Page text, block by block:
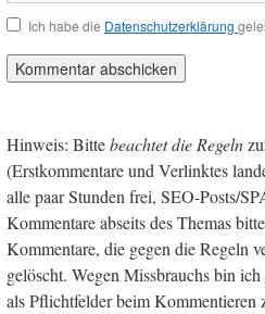
Ich habe die Datenschutzerklärung
Hinweis: Bittebeachtet die Regeln
(Erstkommentare und Verlinktes
alle paar Stunden frei, SEO-Posts/
Kommentare abseits des Themas
Kommentare, die gegen die Regeln
gelöscht. Wegen Missbrauchs bin
als Pflichtfelder beim